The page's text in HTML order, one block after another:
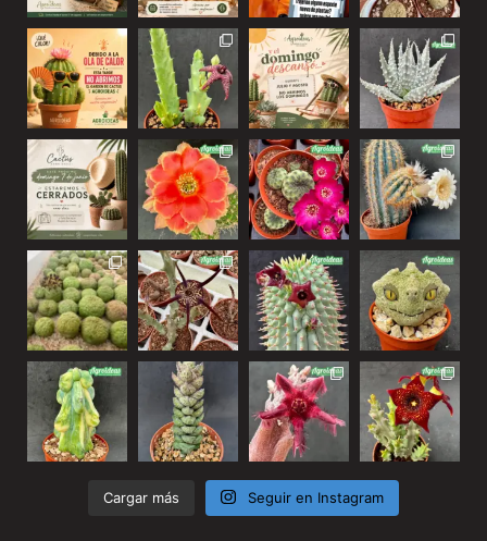
Cargar más Seguir en Instagram